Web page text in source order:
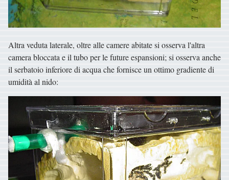
Altra veduta laterale, oltre alle camere abitate si osserva l'altra
camera bloccata e il tubo per le future espansioni; si osserva anche
il serbatoio inferiore di acqua che fornisce un ottimo gradiente di
umidità al nido: